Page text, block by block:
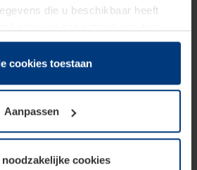
die u beschikbaar heeft
verzameld.
om cookies op uw computer
noodzakelijk is. Voor alle andere
toestemming vereist. Uw
elk moment bij de uitleg van de
cookies toestaan
Aanpassen
noodzakelijke cookies